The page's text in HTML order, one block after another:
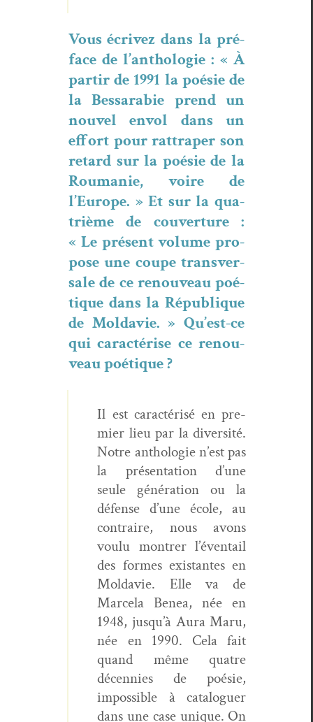
Vous écrivez dans la pré­
face de l’anthologie : « À
par­tir de 1991 la poésie de
la Bessara­bie prend un
nou­v­el envol dans un
effort pour rat­trap­er son
retard sur la poésie de la
Roumanie, voire de
l’Europe. » Et sur la qua­
trième de cou­ver­ture :
« Le présent vol­ume pro­
pose une coupe trans­ver­
sale de ce renou­veau poé­
tique dans la République
de Mol­davie. » Qu’est-ce
qui car­ac­térise ce renou­
veau poétique ?
Il est car­ac­térisé en pre­
mier lieu par la diver­sité.
Notre antholo­gie n’est pas
la présen­ta­tion d’une
seule généra­tion ou la
défense d’une école, au
con­traire, nous avons
voulu mon­tr­er l’éventail
des formes exis­tantes en
Mol­davie. Elle va de
Marcela Benea, née en
1948, jusqu’à Aura Maru,
née en 1990. Cela fait
quand même qua­tre
décen­nies de poésie,
impos­si­ble à cat­a­loguer
dans une case unique. On